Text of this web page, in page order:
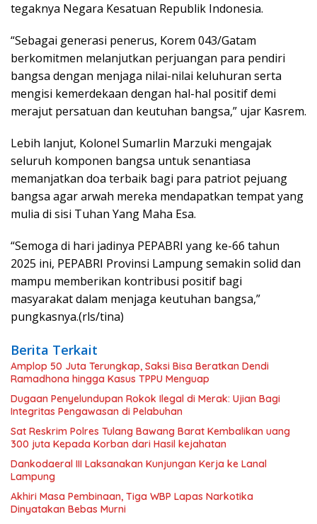
tegaknya Negara Kesatuan Republik Indonesia.
“Sebagai generasi penerus, Korem 043/Gatam
berkomitmen melanjutkan perjuangan para pendiri
bangsa dengan menjaga nilai-nilai keluhuran serta
mengisi kemerdekaan dengan hal-hal positif demi
merajut persatuan dan keutuhan bangsa,” ujar Kasrem.
Lebih lanjut, Kolonel Sumarlin Marzuki mengajak
seluruh komponen bangsa untuk senantiasa
memanjatkan doa terbaik bagi para patriot pejuang
bangsa agar arwah mereka mendapatkan tempat yang
mulia di sisi Tuhan Yang Maha Esa.
“Semoga di hari jadinya PEPABRI yang ke-66 tahun
2025 ini, PEPABRI Provinsi Lampung semakin solid dan
mampu memberikan kontribusi positif bagi
masyarakat dalam menjaga keutuhan bangsa,”
pungkasnya.(rls/tina)
Berita Terkait
Amplop 50 Juta Terungkap, Saksi Bisa Beratkan Dendi
Ramadhona hingga Kasus TPPU Menguap
Dugaan Penyelundupan Rokok Ilegal di Merak: Ujian Bagi
Integritas Pengawasan di Pelabuhan
Sat Reskrim Polres Tulang Bawang Barat Kembalikan uang
300 juta Kepada Korban dari Hasil kejahatan
Dankodaeral III Laksanakan Kunjungan Kerja ke Lanal
Lampung
Akhiri Masa Pembinaan, Tiga WBP Lapas Narkotika
Dinyatakan Bebas Murni